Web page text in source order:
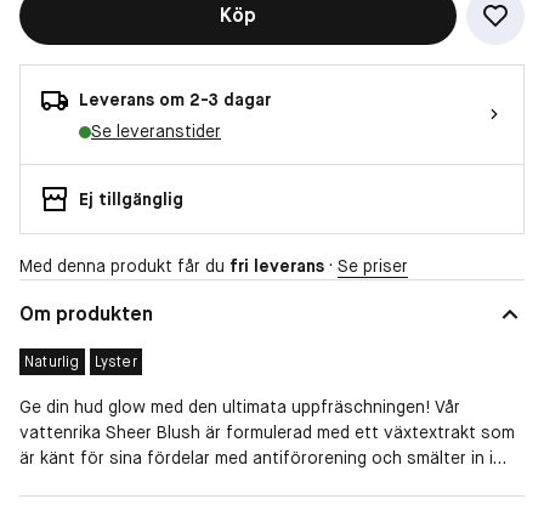
Köp
Leverans om 2-3 dagar
Se leveranstider
Ej tillgänglig
Med denna produkt får du fri leverans · Se priser
Om produkten
Naturlig Lyster
Ge din hud glow med den ultimata uppfräschningen! Vår
vattenrika Sheer Blush är formulerad med ett växtextrakt som
är känt för sina fördelar med antiförorening och smälter in i